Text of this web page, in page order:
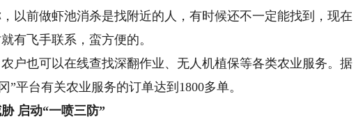
以前做虾池消杀是找附近的人，有时候还不一定能找到，现在
有飞手联系，蛮方便的。
也可以在线查找深翻作业、无人机植保等各类农业服务。据
平台有关农业服务的订单达到1800多单。
启动“一喷三防”